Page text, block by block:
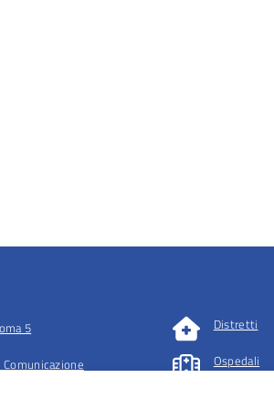
5
Comunicazione
Distretti
Ospedali